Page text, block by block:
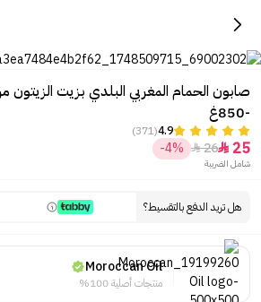
صابون الحمام المغربي البلدي بزيت الزيتون
-850غ
4.9
(371)
25

26

-4%
شامل الضريبة
هل تريد الدفع بالتقسيط؟
Moroccan Oil
منتجات أصلية 100%